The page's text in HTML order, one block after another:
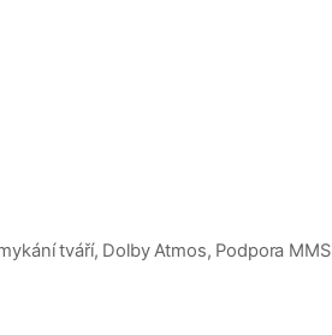
tváří, Dolby Atmos, Podpora MMS